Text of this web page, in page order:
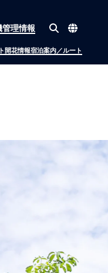
開花情報宿泊案内／ルート
管理情報